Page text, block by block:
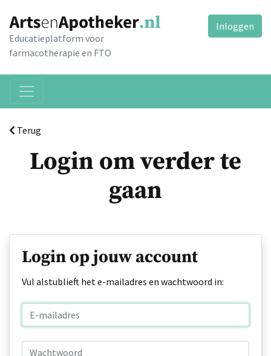
Educatieplatform voor
farmacotherapie en FTO
Inloggen
Terug
Login om verder te
gaan
Login op jouw account
Vul alstublieft het e-mailadres en wachtwoord in: